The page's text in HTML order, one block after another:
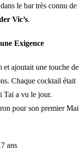
le bar très connu de
Vic’s.
Exigence
ajoutait une touche de
Chaque cocktail était
Tai a vu le jour.
pour son premier Mai
ans